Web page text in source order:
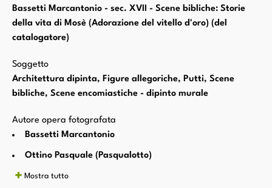
Bassetti Marcantonio - sec. XVII - Scene bibliche: Storie
della vita di Mosè (Adorazione del vitello d'oro) (del
catalogatore)
Soggetto
Architettura dipinta, Figure allegoriche, Putti, Scene
bibliche, Scene encomiastiche - dipinto murale
Autore opera fotografata
Bassetti Marcantonio
Ottino Pasquale (Pasqualotto)
Mostra tutto